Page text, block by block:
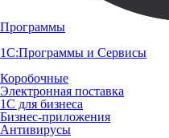
Программы
1С:Программы и Сервисы
Коробочные
Электронная поставка
1С для бизнеса
Бизнес-приложения
Антивирусы